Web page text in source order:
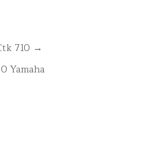
710 →
Yamaha